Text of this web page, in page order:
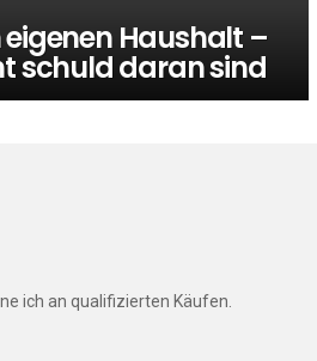
Haushalt –
schuld daran sind
ich an qualifizierten Käufen.